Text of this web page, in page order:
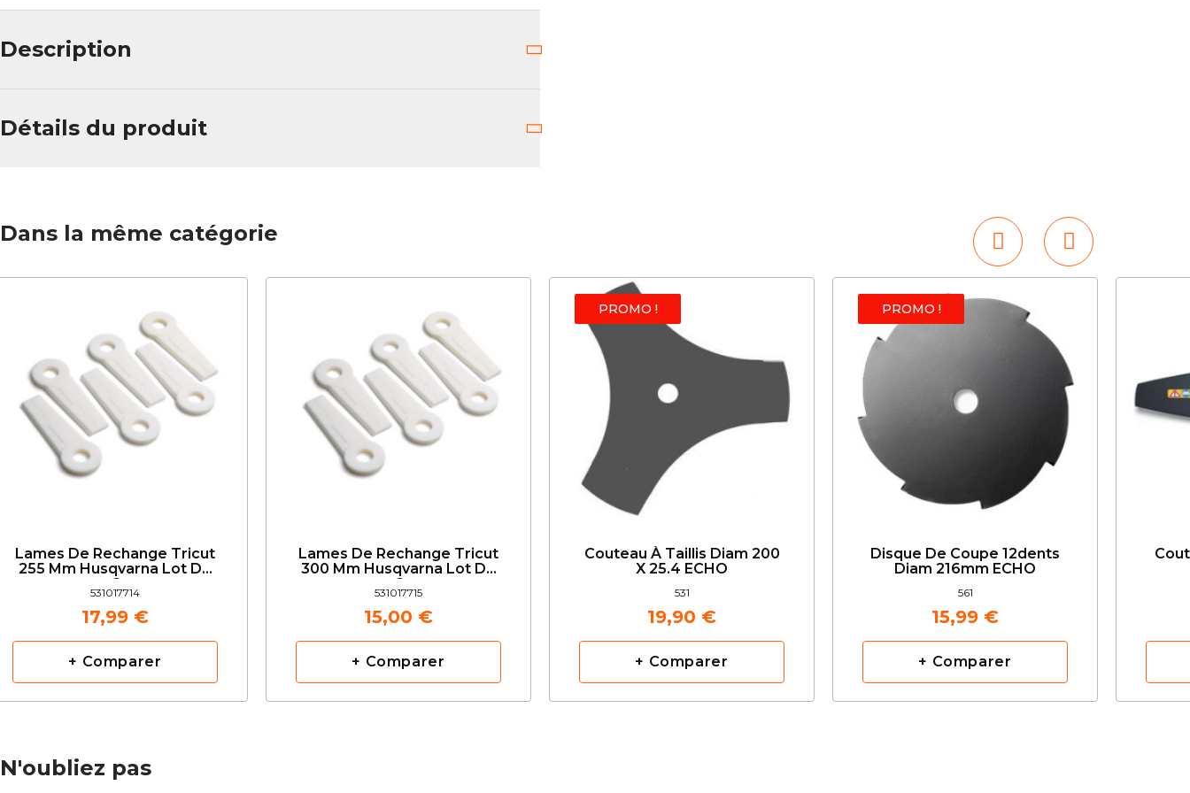
Description
Détails du produit
Dans la même catégorie
Lames De Rechange Tricut
255 Mm Husqvarna Lot De
6
531017714
17,99 €
+ Comparer
Lames De Rechange Tricut
300 Mm Husqvarna Lot De
6
531017715
15,00 €
+ Comparer
PROMO !
Couteau À Taillis Diam 200
X 25.4 ECHO
531
19,90 €
+ Comparer
PROMO !
Disque De Coupe 12dents
Diam 216mm ECHO
561
15,99 €
+ Comparer
N'oubliez pas